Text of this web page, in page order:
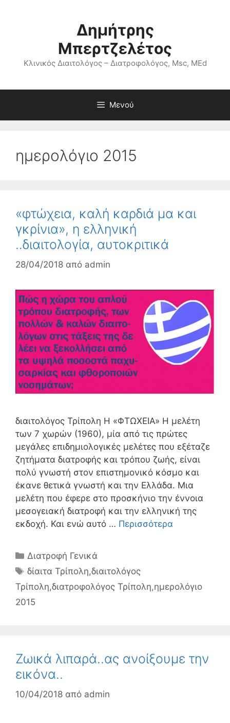
Δημήτρης
Μπερτζελέτος
Κλινικός Διαιτολόγος – Διατροφολόγος, Msc, MEd
Μενού
ημερολόγιο 2015
«φτώχεια, καλή καρδιά μα και
γκρίνια», η ελληνική
..διαιτολογία, αυτοκριτικά
28/04/2018 από admin
διαιτολόγος Τρίπολη Η «ΦΤΩΧΕΙΑ» Η μελέτη
των 7 χωρών (1960), μία από τις πρώτες
μεγάλες επιδημιολογικές μελέτες που εξέταζε
ζητήματα διατροφής και τρόπου ζωής, είναι
πολύ γνωστή στον επιστημονικό κόσμο και
έκανε θετικά γνωστή και την Ελλάδα. Μια
μελέτη που έφερε στο προσκήνιο την έννοια
μεσογειακή διατροφή και την ελληνική της
εκδοχή. Και ενώ αυτό … Περισσότερα
Κατηγορίες
Διατροφή Γενικά
Ετικέτες
δίαιτα Τρίπολη,διαιτολόγος
Τρίπολη,διατροφολόγος Τρίπολη,ημερολόγιο
2015
Ζωικά λιπαρά..ας ανοίξουμε την
εικόνα..
10/04/2018 από admin